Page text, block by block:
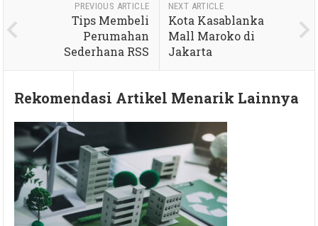
PREVIOUS ARTICLE
Tips Membeli
Perumahan
Sederhana RSS
NEXT ARTICLE
Kota Kasablanka
Mall Maroko di
Jakarta
Rekomendasi Artikel Menarik Lainnya